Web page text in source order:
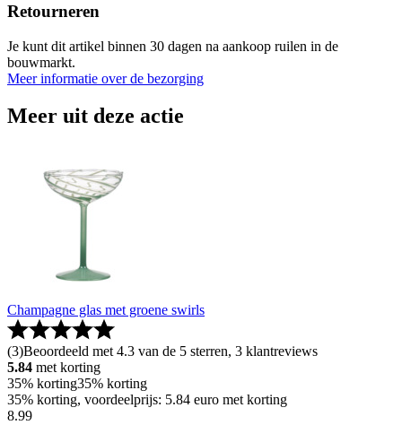
Retourneren
Je kunt dit artikel binnen 30 dagen na aankoop ruilen in de
bouwmarkt.
Meer informatie over de bezorging
Meer uit deze actie
Champagne glas met groene swirls
(3)Beoordeeld met 4.3 van de 5 sterren, 3 klantreviews
5.84 met korting
35% korting35% korting
35% korting, voordeelprijs: 5.84 euro met korting
8.99